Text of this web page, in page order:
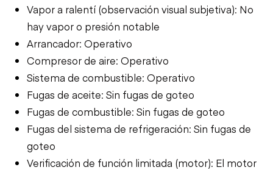
Vapor a ralentí (observación visual subjetiva): No
hay vapor o presión notable
Arrancador: Operativo
Compresor de aire: Operativo
Sistema de combustible: Operativo
Fugas de aceite: Sin fugas de goteo
Fugas de combustible: Sin fugas de goteo
Fugas del sistema de refrigeración: Sin fugas de
goteo
Verificación de función limitada (motor): El motor